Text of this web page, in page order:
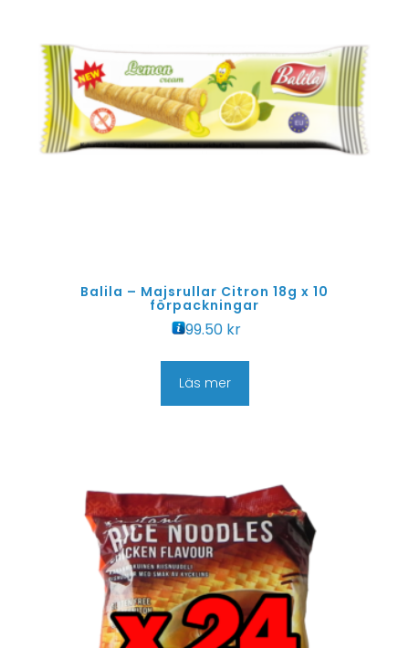
Balila – Majsrullar Citron 18g x 10
förpackningar
99.50 kr
Läs mer